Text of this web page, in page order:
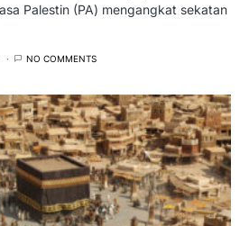
Palestin (PA) mengangkat sekatan
NO COMMENTS